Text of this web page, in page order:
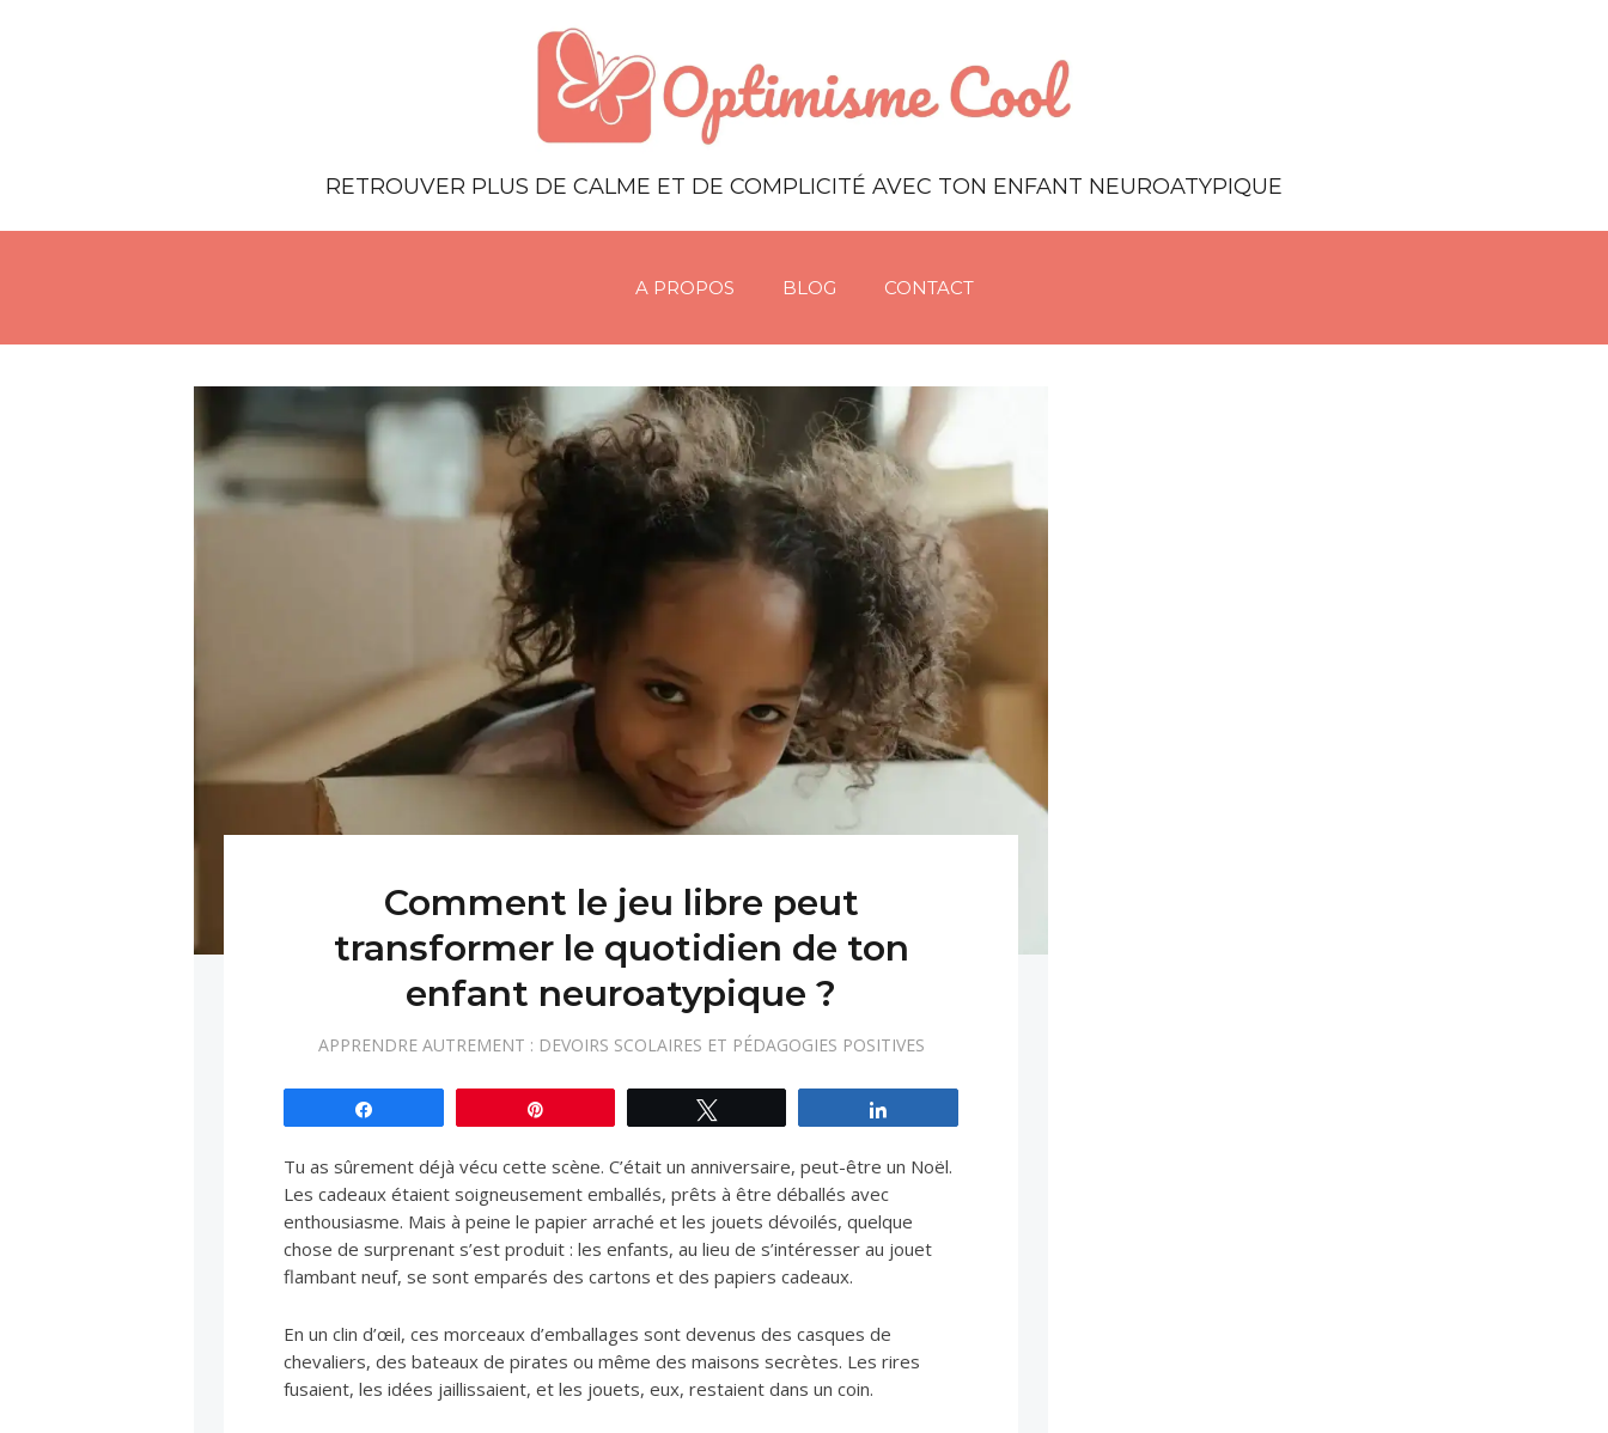
RETROUVER PLUS DE CALME ET DE COMPLICITÉ AVEC TON ENFANT NEUROATYPIQUE
A PROPOS BLOG CONTACT
Comment le jeu libre peut
transformer le quotidien de ton
enfant neuroatypique ?
APPRENDRE AUTREMENT : DEVOIRS SCOLAIRES ET PÉDAGOGIES POSITIVES
Tu as sûrement déjà vécu cette scène. C’était un anniversaire, peut-être un Noël.
Les cadeaux étaient soigneusement emballés, prêts à être déballés avec
enthousiasme. Mais à peine le papier arraché et les jouets dévoilés, quelque
chose de surprenant s’est produit : les enfants, au lieu de s’intéresser au jouet
flambant neuf, se sont emparés des cartons et des papiers cadeaux.
En un clin d’œil, ces morceaux d’emballages sont devenus des casques de
chevaliers, des bateaux de pirates ou même des maisons secrètes. Les rires
fusaient, les idées jaillissaient, et les jouets, eux, restaient dans un coin.